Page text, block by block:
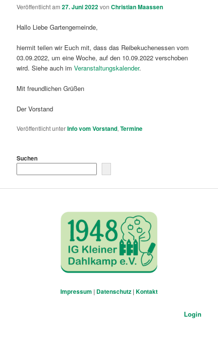
Veröffentlicht am27. Juni 2022vonChristian Maassen
Hallo Liebe Gartengemeinde,
hiermit teilen wir Euch mit, dass das Reibekuchenessen vom
03.09.2022, um eine Woche, auf den 10.09.2022 verschoben
wird. Siehe auch imVeranstaltungskalender.
Mit freundlichen Grüßen
Der Vorstand
Veröffentlicht unterInfo vom Vorstand,Termine
Suchen
Impressum | Datenschutz | Kontakt
Login